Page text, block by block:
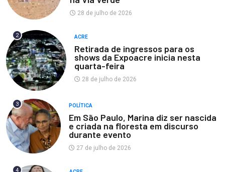
28 de julho de 2026
2 ACRE
Retirada de ingressos para os
shows da Expoacre inicia nesta
quarta-feira
28 de julho de 2026
3 POLÍTICA
Em São Paulo, Marina diz ser nascida
e criada na floresta em discurso
durante evento
27 de julho de 2026
4